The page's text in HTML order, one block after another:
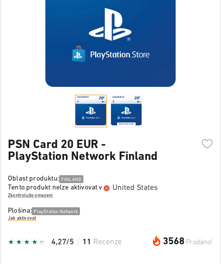
PSN Card 20 EUR -
PlayStation Network Finland
Oblast produktu: FINLAND
Tento produkt nelze aktivovat v United States
Zkontrolujte omezení
Plošina: PlayStation Network
Jak aktivovat
3568 Prodáno!
4,27/5 11 Recenze